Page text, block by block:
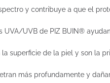
y contribuye a que el
UVA/UVB de PIZ BUIN®
la superficie de la piel y son la
más profundamente y